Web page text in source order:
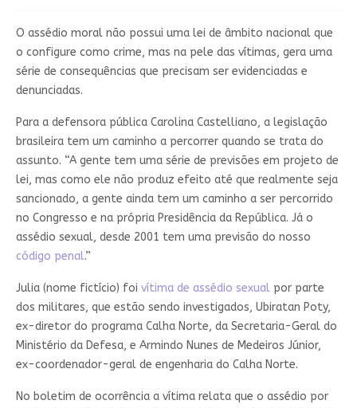
O assédio moral não possui uma lei de âmbito nacional que
o configure como crime, mas na pele das vítimas, gera uma
série de consequências que precisam ser evidenciadas e
denunciadas.
Para a defensora pública Carolina Castelliano, a legislação
brasileira tem um caminho a percorrer quando se trata do
assunto. “A gente tem uma série de previsões em projeto de
lei, mas como ele não produz efeito até que realmente seja
sancionado, a gente ainda tem um caminho a ser percorrido
no Congresso e na própria Presidência da República. Já o
assédio sexual, desde 2001 tem uma previsão do nosso
código penal.”
Julia (nome fictício) foi vítima de assédio sexualpor parte
dos militares, que estão sendo investigados, Ubiratan Poty,
ex-diretor do programa Calha Norte, da Secretaria-Geral do
Ministério da Defesa, e Armindo Nunes de Medeiros Júnior,
ex-coordenador-geral de engenharia do Calha Norte.
No boletim de ocorrência a vítima relata que o assédio por